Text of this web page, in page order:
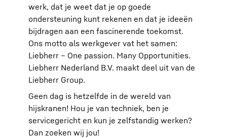
werk, dat je weet dat je op goede
ondersteuning kunt rekenen en dat je ideeën
bijdragen aan een fascinerende toekomst.
Ons motto als werkgever vat het samen:
Liebherr – One passion. Many Opportunities.
Liebherr Nederland B.V. maakt deel uit van de
Liebherr Group.
Geen dag is hetzelfde in de wereld van
hijskranen! Hou je van techniek, ben je
servicegericht en kun je zelfstandig werken?
Dan zoeken wij jou!